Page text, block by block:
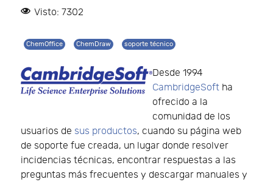
Visto: 7302
ChemOffice ChemDraw soporte técnico
Desde 1994
CambridgeSoft ha
ofrecido a la
comunidad de los
usuarios de sus productos, cuando su página web
de soporte fue creada, un lugar donde resolver
incidencias técnicas, encontrar respuestas a las
preguntas más frecuentes y descargar manuales y